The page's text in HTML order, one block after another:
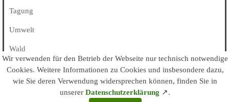
Tagung
Umwelt
Wald
Alle Kategorien
© arboristk.de / kes • 2003 - 2026
Wir verwenden für den Betrieb der Webseite nur technisch notwendige
Cookies. Weitere Informationen zu Cookies und insbesondere dazu,
wie Sie deren Verwendung widersprechen können, finden Sie in
unserer Datenschutzerklärung ↗.